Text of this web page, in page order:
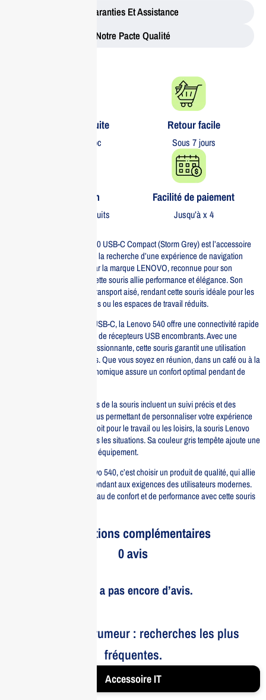
Garanties Et Assistance
Notre Pacte Qualité
Livraison gratuite​
partout au Maroc
Retour facile​
Sous 7 jours
Garantie 1 an
Sur tous nos produits
Facilité de paiement
Jusqu’à x 4
La souris sans fil Lenovo 540 USB-C Compact (Storm Grey) est l’accessoire
parfait pour les utilisateurs à la recherche d’une expérience de navigation
fluide et efficace. Conçue par la marque LENOVO, reconnue pour son
innovation technologique, cette souris allie performance et élégance. Son
design compact permet un transport aisé, rendant cette souris idéale pour les
déplacements professionnels ou les espaces de travail réduits.
Équipée de la technologie USB-C, la Lenovo 540 offre une connectivité rapide
et fiable, éliminant le besoin de récepteurs USB encombrants. Avec une
autonomie de batterie impressionnante, cette souris garantit une utilisation
prolongée sans interruptions. Que vous soyez en réunion, dans un café ou à la
maison, sa conception ergonomique assure un confort optimal pendant de
Les fonctionnalités avancées de la souris incluent un suivi précis et des
boutons programmables, vous permettant de personnaliser votre expérience
selon vos besoins. Que ce soit pour le travail ou les loisirs, la souris Lenovo
540 USB-C s’adapte à toutes les situations. Sa couleur gris tempête ajoute une
touche de modernité à votre équipement.
Investir dans la souris Lenovo 540, c’est choisir un produit de qualité, qui allie
praticité et style, tout en répondant aux exigences des utilisateurs modernes.
Découvrez un nouveau niveau de confort et de performance avec cette souris
Informations complémentaires
0 avis
Il n’y a pas encore d’avis.
Le bruit et la rumeur : recherches les plus
fréquentes.
Accessoire IT